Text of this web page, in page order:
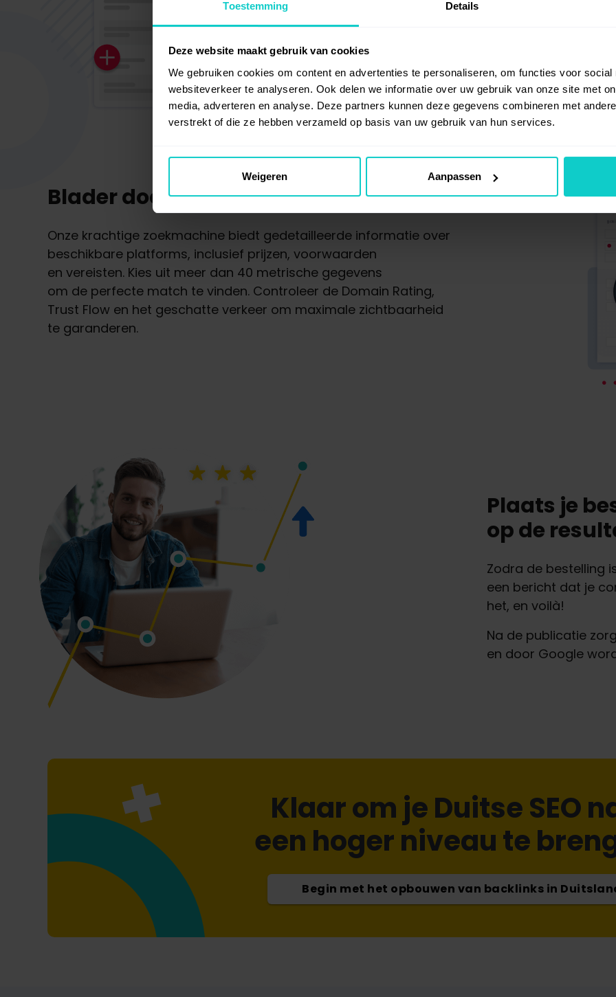
Toestemming Details
Deze website maakt gebruik van cookies
We gebruiken cookies om content en advertenties te personaliseren, om functies voor social
websiteverkeer te analyseren. Ook delen we informatie over uw gebruik van onze site met
media, adverteren en analyse. Deze partners kunnen deze gegevens combineren met
verstrekt of die ze hebben verzameld op basis van uw gebruik van hun services.
Weigeren Aanpassen
individuele
Duits. Met een
overzichtelijk en
rapporteren.
Blader door de Duitse portals
Onze krachtige zoekmachine biedt gedetailleerde informatie over
beschikbare platforms, inclusief prijzen, voorwaarden
en vereisten. Kies uit meer dan 40 metrische gegevens
om de perfecte match te vinden. Controleer de Domain Rating,
Trust Flow en het geschatte verkeer om maximale zichtbaarheid
te garanderen.
Plaats je
op de
Zodra de bestelling
een bericht dat je
het, en voilà!
Na de publicatie
en door Google
Klaar om je Duitse SEO
een hoger niveau te
Begin met het opbouwen van backlinks in